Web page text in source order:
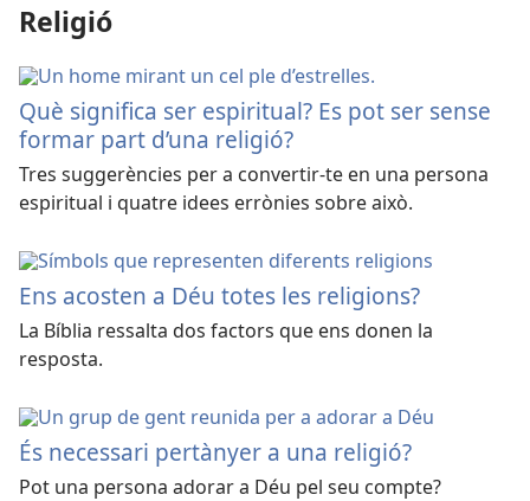
Religió
Què significa ser espiritual? Es pot ser sense
formar part d’una religió?
Tres suggerències per a convertir-te en una persona
espiritual i quatre idees errònies sobre això.
Ens acosten a Déu totes les religions?
La Bíblia ressalta dos factors que ens donen la
resposta.
És necessari pertànyer a una religió?
Pot una persona adorar a Déu pel seu compte?